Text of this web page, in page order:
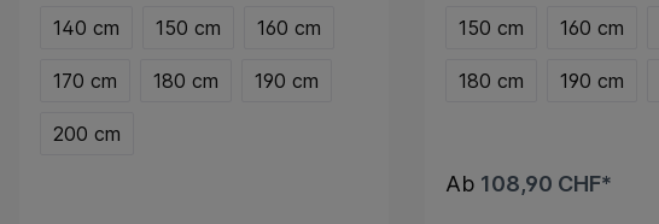
140 cm 150 cm 160 cm
170 cm 180 cm 190 cm
200 cm
150 cm 160 cm
180 cm 190 cm
Ab 108,90 CHF*